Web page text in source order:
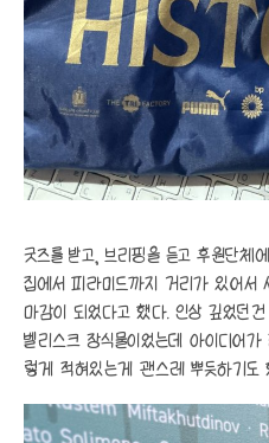
굿즈를 받고, 브리핑을 듣고 후원단체
집에서 피라미드까지 거리가 있어서
마감이 되었다고 했다. 인상 깊었던
벨리스크 장식물이었는데 아이디어
렇게 적혀있는게 괜스레 뿌듯하기도